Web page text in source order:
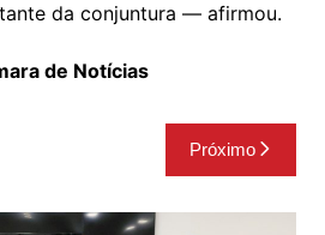
da conjuntura — afirmou.
de Notícias
Próximo